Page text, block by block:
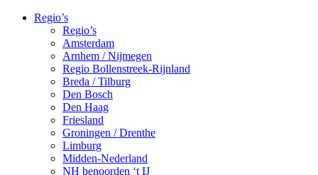
Regio’s
Regio’s
Amsterdam
Arnhem / Nijmegen
Regio Bollenstreek-Rijnland
Breda / Tilburg
Den Bosch
Den Haag
Friesland
Groningen / Drenthe
Limburg
Midden-Nederland
NH benoorden ‘t IJ